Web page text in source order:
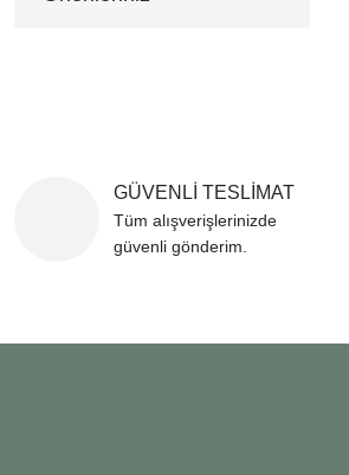
GÜVENLİ TESLİMAT
Tüm alışverişlerinizde
güvenli gönderim.